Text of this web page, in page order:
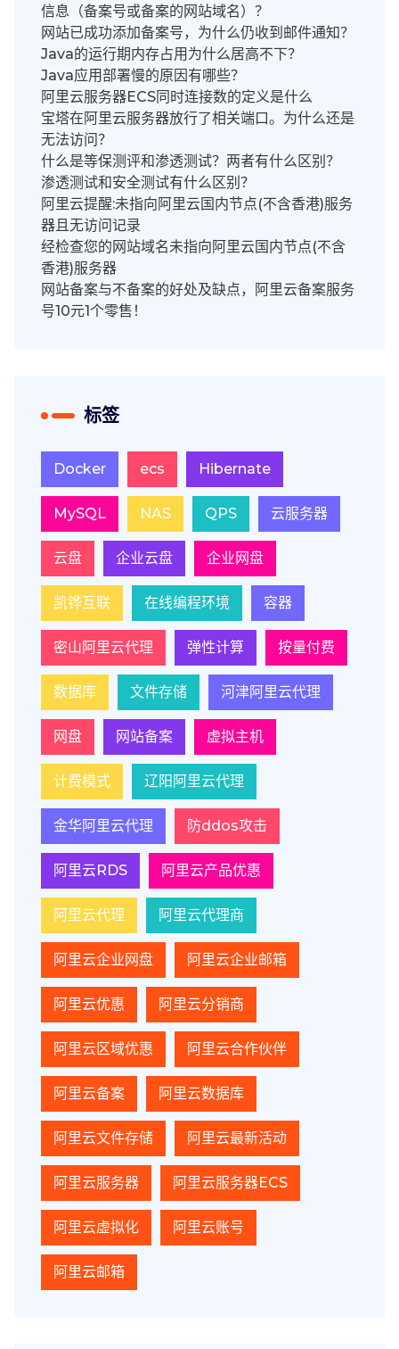
信息（备案号或备案的网站域名）？
网站已成功添加备案号，为什么仍收到邮件通知？
Java的运行期内存占用为什么居高不下？
Java应用部署慢的原因有哪些？
阿里云服务器ECS同时连接数的定义是什么
宝塔在阿里云服务器放行了相关端口。为什么还是
无法访问？
什么是等保测评和渗透测试？两者有什么区别？
渗透测试和安全测试有什么区别？
阿里云提醒:未指向阿里云国内节点(不含香港)服务
器且无访问记录
经检查您的网站域名未指向阿里云国内节点(不含
香港)服务器
网站备案与不备案的好处及缺点，阿里云备案服务
号10元1个零售！
标签
Docker ecs Hibernate
MySQL NAS QPS 云服务器
云盘 企业云盘 企业网盘
凯铧互联 在线编程环境 容器
密山阿里云代理 弹性计算 按量付费
数据库 文件存储 河津阿里云代理
网盘 网站备案 虚拟主机
计费模式 辽阳阿里云代理
金华阿里云代理 防ddos攻击
阿里云RDS 阿里云产品优惠
阿里云代理 阿里云代理商
阿里云企业网盘 阿里云企业邮箱
阿里云优惠 阿里云分销商
阿里云区域优惠 阿里云合作伙伴
阿里云备案 阿里云数据库
阿里云文件存储 阿里云最新活动
阿里云服务器 阿里云服务器ECS
阿里云虚拟化 阿里云账号
阿里云邮箱